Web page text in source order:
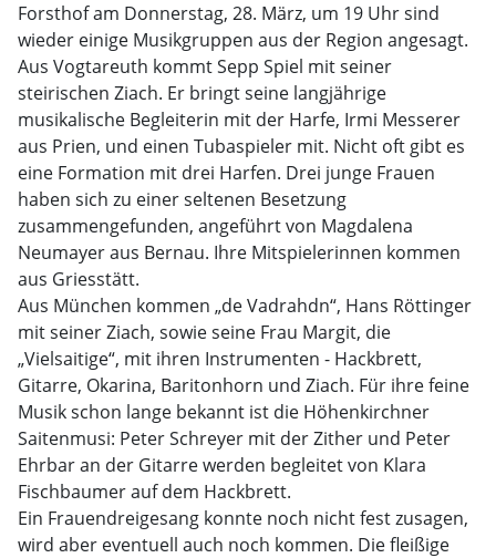
Forsthof am Donnerstag, 28. März, um 19 Uhr sind
wieder einige Musikgruppen aus der Region angesagt.
Aus Vogtareuth kommt Sepp Spiel mit seiner
steirischen Ziach. Er bringt seine langjährige
musikalische Begleiterin mit der Harfe, Irmi Messerer
aus Prien, und einen Tubaspieler mit. Nicht oft gibt es
eine Formation mit drei Harfen. Drei junge Frauen
haben sich zu einer seltenen Besetzung
zusammengefunden, angeführt von Magdalena
Neumayer aus Bernau. Ihre Mitspielerinnen kommen
aus Griesstätt.
Aus München kommen „de Vadrahdn“, Hans Röttinger
mit seiner Ziach, sowie seine Frau Margit, die
„Vielsaitige“, mit ihren Instrumenten - Hackbrett,
Gitarre, Okarina, Baritonhorn und Ziach. Für ihre feine
Musik schon lange bekannt ist die Höhenkirchner
Saitenmusi: Peter Schreyer mit der Zither und Peter
Ehrbar an der Gitarre werden begleitet von Klara
Fischbaumer auf dem Hackbrett.
Ein Frauendreigesang konnte noch nicht fest zusagen,
wird aber eventuell auch noch kommen. Die fleißige